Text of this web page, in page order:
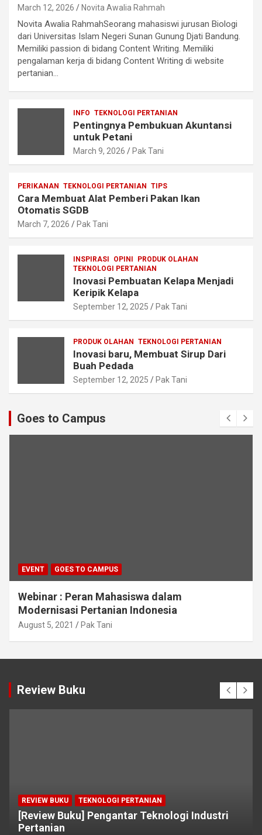
March 12, 2026 Novita Awalia Rahmah
Novita Awalia RahmahSeorang mahasiswi jurusan Biologi
dari Universitas Islam Negeri Sunan Gunung Djati Bandung.
Memiliki passion di bidang Content Writing. Memiliki
pengalaman kerja di bidang Content Writing di website
pertanian…
INFO TEKNOLOGI PERTANIAN
Pentingnya Pembukuan Akuntansi
untuk Petani
March 9, 2026 Pak Tani
PERIKANAN TEKNOLOGI PERTANIAN TIPS
Cara Membuat Alat Pemberi Pakan Ikan
Otomatis SGDB
March 7, 2026 Pak Tani
INSPIRASI OPINI
PRODUK OLAHAN
TEKNOLOGI PERTANIAN
Inovasi Pembuatan Kelapa Menjadi
Keripik Kelapa
September 12, 2025 Pak Tani
PRODUK OLAHAN TEKNOLOGI PERTANIAN
Inovasi baru, Membuat Sirup Dari
Buah Pedada
September 12, 2025 Pak Tani
Goes to Campus
EVENT GOES TO CAMPUS
Webinar : Peran Mahasiswa dalam
Modernisasi Pertanian Indonesia
August 5, 2021 Pak Tani
Review Buku
REVIEW BUKU TEKNOLOGI PERTANIAN
[Review Buku] Pengantar Teknologi Industri
Pertanian